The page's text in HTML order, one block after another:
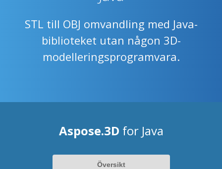
STL till OBJ omvandling med Java-
biblioteket utan någon 3D-
modelleringsprogramvara.
Aspose.3D for Java
Översikt